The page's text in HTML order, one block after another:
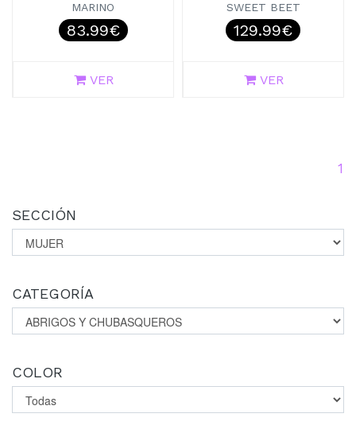
MARINO
83.99€
VER
SWEET BEET
129.99€
VER
1
SECCIÓN
CATEGORÍA
COLOR